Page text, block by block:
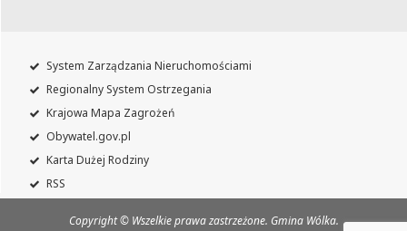
System Zarządzania Nieruchomościami
Regionalny System Ostrzegania
Krajowa Mapa Zagrożeń
Obywatel.gov.pl
Karta Dużej Rodziny
RSS
Copyright © Wszelkie prawa zastrzeżone. Gmina Wólka.